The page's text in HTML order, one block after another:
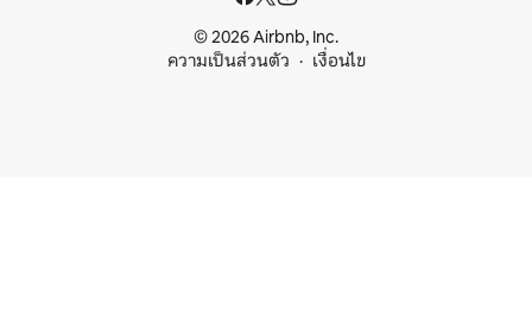
© 2026 Airbnb, Inc.
ความเป็นส่วนตัว
เงื่อนไข